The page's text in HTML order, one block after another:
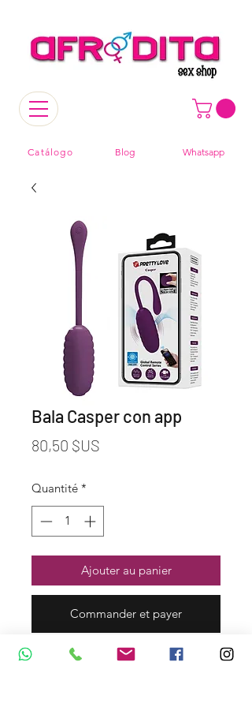
Catálogo Blog Whatsapp
Bala Casper con app
80,50 $US
Quantité *
Ajouter au panier
Commander et payer